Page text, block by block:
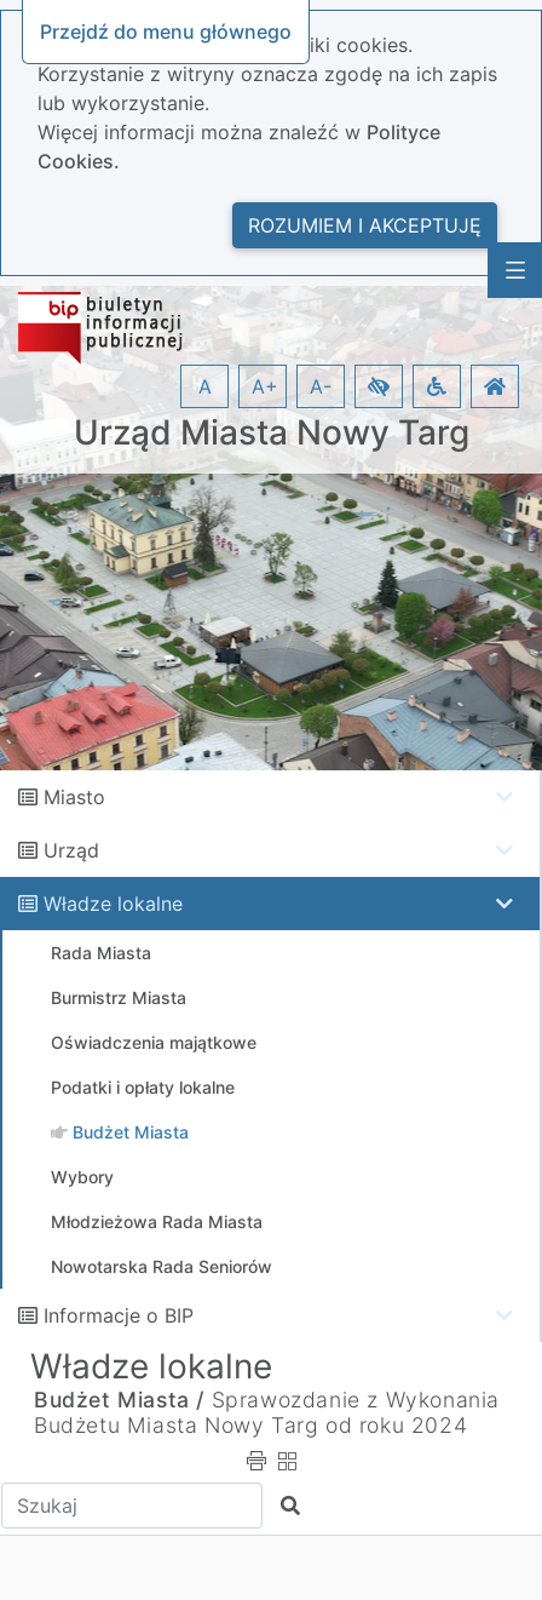
Przejdź do menu głównego
Nasza strona wykorzystuje pliki cookies.
Korzystanie z witryny oznacza zgodę na ich zapis
lub wykorzystanie.
Więcej informacji można znaleźć w Polityce
Cookies.
ROZUMIEM I AKCEPTUJĘ
Urząd Miasta Nowy Targ
A A+ A-
Miasto
Urząd
Władze lokalne
Rada Miasta
Burmistrz Miasta
Oświadczenia majątkowe
Podatki i opłaty lokalne
Budżet Miasta
Wybory
Młodzieżowa Rada Miasta
Nowotarska Rada Seniorów
Informacje o BIP
Władze lokalne
Budżet Miasta / Sprawozdanie z Wykonania
Budżetu Miasta Nowy Targ od roku 2024
Wpisz tekst do wyszukania Szukaj